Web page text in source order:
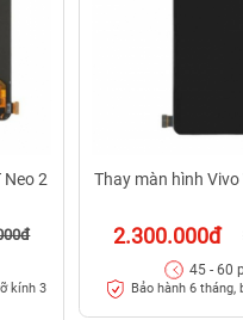
Neo 2
kính 3
Thay màn hình
2.300.000đ
45 - 60
Bảo hành 6 tháng,